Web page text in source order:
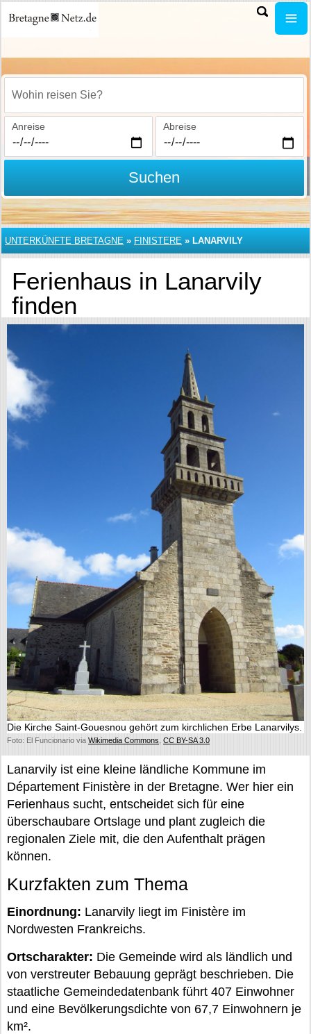
Wohin reisen Sie?
Anreise Abreise
Suchen
UNTERKÜNFTE BRETAGNE » FINISTERE » LANARVILY
Ferienhaus in Lanarvily
finden
Die Kirche Saint-Gouesnou gehört zum kirchlichen Erbe Lanarvilys.
Foto: El Funcionario via Wikimedia Commons CC BY-SA 3.0
Lanarvily ist eine kleine ländliche Kommune im
Département Finistère in der Bretagne. Wer hier ein
Ferienhaus sucht, entscheidet sich für eine
überschaubare Ortslage und plant zugleich die
regionalen Ziele mit, die den Aufenthalt prägen
können.
Kurzfakten zum Thema
Einordnung: Lanarvily liegt im Finistère im
Nordwesten Frankreichs.
Ortscharakter: Die Gemeinde wird als ländlich und
von verstreuter Bebauung geprägt beschrieben. Die
staatliche Gemeindedatenbank führt 407 Einwohner
und eine Bevölkerungsdichte von 67,7 Einwohnern je
km².